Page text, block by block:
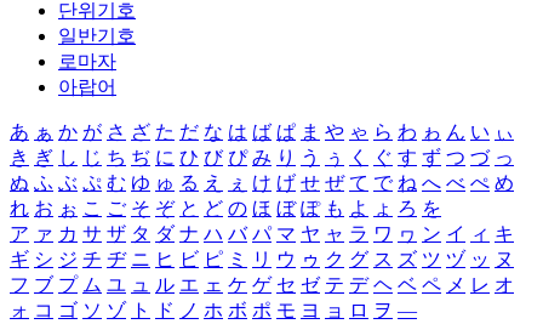
단위기호
일반기호
로마자
아랍어
あ ぁ か が さ ざ た だ な は ば ぱ ま や ゃ ら わ ゎ ん い ぃ
き ぎ し じ ち ぢ に ひ び ぴ み り う ぅ く ぐ す ず つ づ っ
ぬ ふ ぶ ぷ む ゆ ゅ る え ぇ け げ せ ぜ て で ね へ べ ぺ め
れ お ぉ こ ご そ ぞ と ど の ほ ぼ ぽ も よ ょ ろ を
ア ァ カ サ ザ タ ダ ナ ハ バ パ マ ヤ ャ ラ ワ ヮ ン イ ィ キ
ギ シ ジ チ ヂ ニ ヒ ビ ピ ミ リ ウ ゥ ク グ ス ズ ツ ヅ ッ ヌ
フ ブ プ ム ユ ュ ル エ ェ ケ ゲ セ ゼ テ デ ヘ ベ ペ メ レ オ
ォ コ ゴ ソ ゾ ト ド ノ ホ ボ ポ モ ヨ ョ ロ ヲ ―